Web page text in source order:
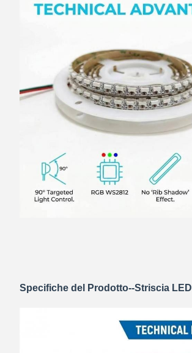
Specifiche del Prodotto--Striscia